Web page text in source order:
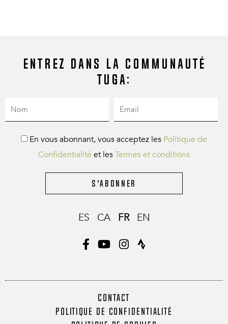
Entrez dans la communauté
Tuga:
En vous abonnant, vous acceptez les Politique de
Confidentialité et lesTermes et conditions
S'abonner
ES CA FR EN
CONTACT
POLITIQUE DE CONFIDENTIALITÉ